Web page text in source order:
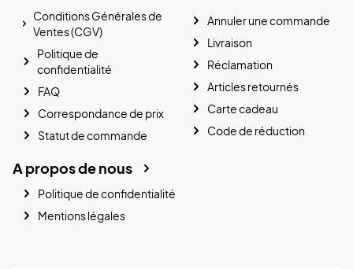
Conditions Générales de
Ventes (CGV)
Politique de
confidentialité
FAQ
Correspondance de prix
Statut de commande
Annuler une commande
Livraison
Réclamation
Articles retournés
Carte cadeau
Code de réduction
A propos de nous
Politique de confidentialité
Mentions légales